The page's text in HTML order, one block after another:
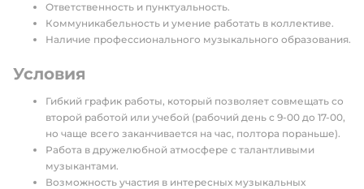
Ответственность и пунктуальность.
Коммуникабельность и умение работать в коллективе.
Наличие профессионального музыкального образования.
Условия
Гибкий график работы, который позволяет совмещать со
второй работой или учебой (рабочий день с 9-00 до 17-00,
но чаще всего заканчивается на час, полтора пораньше).
Работа в дружелюбной атмосфере с талантливыми
музыкантами.
Возможность участия в интересных музыкальных